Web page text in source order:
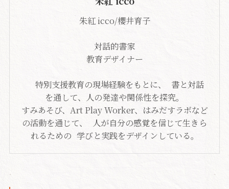
朱紅 icco/櫻井育子
対話的書家
教育デザイナー
特別支援教育の現場経験をもとに、 書と対話
を通して、人の発達や関係性を探究。
すみあそび、Art Play Worker、はみだすラボなど
の活動を通じて、 人が自分の感覚を信じて生きら
れるための 学びと実践をデザインしている。